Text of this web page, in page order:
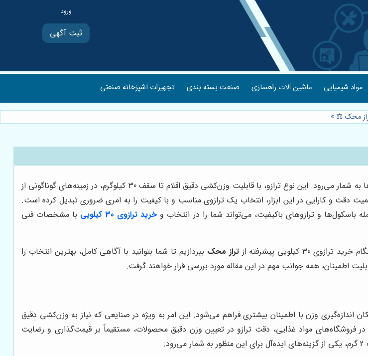
ثبت آگهی
مواد شیمیایی ماشین آلات راهسازی صنعت بسته بندی تجهیزات آشپزخانه صنعتی
»
ترازوی 30 کیلویی، یک ابزار حیاتی و پرکاربرد در طیف گسترده‌ای از صنایع و کسب و کارها به شمار می‌رود. این نوع ترازو، با قابلیت وزن‌کشی دقیق اقلام تا سقف 30 کیلوگرم، در زمینه‌های گوناگونی از
دقت و کارایی در این ابزار، انتخاب یک ترازوی مناسب و با کیفیت را به امری ضروری تبدیل کرده است.
باسکول‌ها و ترازوهای باکیفیت، می‌تواند شما را در انتخاب و خرید ترازوی 30 کیلویی
با مشخصات فنی
کیلویی پیشرفته از
تراز محک بپردازیم تا شما بتوانید با آگاهی کامل، بهترین انتخاب را
اطمینان، همه جوانب مهم در این مقاله مورد بررسی قرار خواهند گرفت.
باشد، امکان اندازه‌گیری وزن با اطمینان بیشتری فراهم می‌شود. این امر به ویژه در صنایعی که نیاز به وزن‌کشی دقیق
در فروشگاه‌های مواد غذایی، دقت ترازو در تعیین وزن دقیق محصولات، مستقیماً بر قیمت‌گذاری و رضایت